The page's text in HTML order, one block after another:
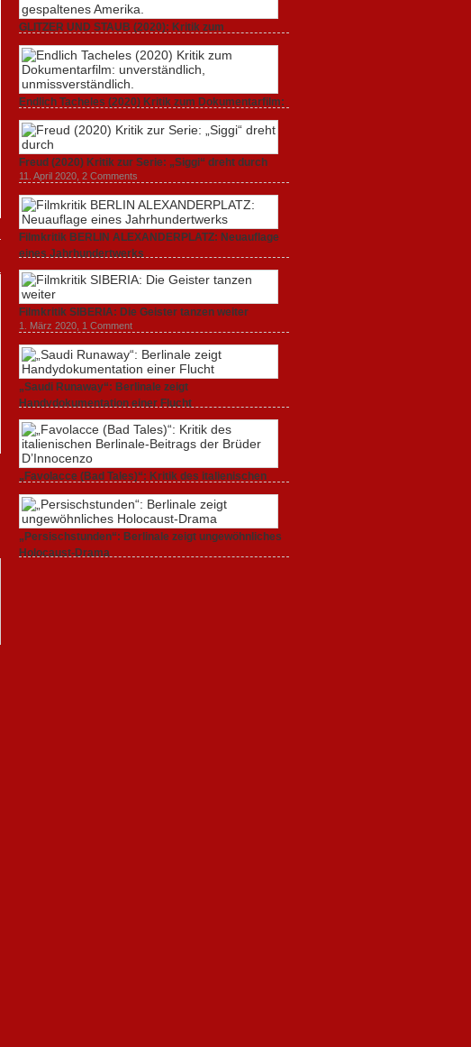
GLITZER UND STAUB (2020): Kritik zum
Dokumentarfilm. Bullenritt durch ein gespaltenes
Amerika.
3. Oktober 2020,2 Comments
Endlich Tacheles (2020) Kritik zum Dokumentarfilm:
unverständlich, unmissverständlich.
19. Mai 2020,0 Comments
Freud (2020) Kritik zur Serie: „Siggi“ dreht durch
11. April 2020, 2 Comments
Filmkritik BERLIN ALEXANDERPLATZ: Neuauflage
eines Jahrhundertwerks
Filmkritik SIBERIA: Die Geister tanzen weiter
1. März 2020, 1 Comment
„Saudi Runaway“: Berlinale zeigt
Handydokumentation einer Flucht
„Favolacce (Bad Tales)“: Kritik des italienischen
Berlinale-Beitrags der Brüder D’Innocenzo
25. Februar 2020,2 Comments
„Persischstunden“: Berlinale zeigt ungewöhnliches
Holocaust-Drama